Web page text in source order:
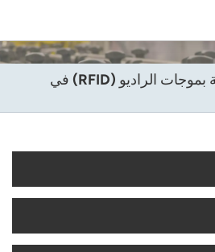
تطبيق تقنية تحديد الهوية بموجات الراديو (RFID) في